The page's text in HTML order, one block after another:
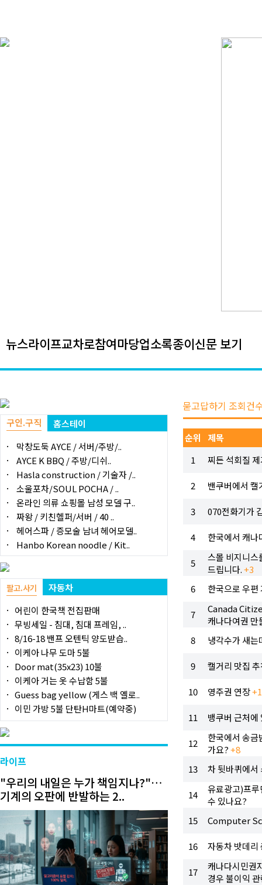
뉴스라이프교차로참여마당업소록종이신문 보기
구인.구직
홈스테이
막창도둑 AYCE / 서버/주방/..
AYCE K BBQ / 주방/디쉬..
Hasla construction / 기술자 /..
소울포차/SOUL POCHA / ..
온라인 의류 쇼핑몰 남성 모델 구..
짜왕 / 키친헬퍼/서버 / 40 ..
헤어스파 / 증모술 남녀 헤어모델..
Hanbo Korean noodle / Kit..
팔고.사기
자동차
어린이 한국책 전집판매
무빙세일 - 침대, 침대 프레임, ..
8/16-18 밴프 오텐틱 양도받습..
이케아 나무 도마 5불
Door mat(35x23) 10불
이케아 거는 옷 수납함 5불
Guess bag yellow (게스 백 옐로..
이민 가방 5불 단탄H마트(예약중)
라이프
"우리의 내일은 누가 책임지나?"…
기계의 오판에 반발하는 2..
묻고답하기 조회건
순위
제목
1
찌든 석회질
2 밴쿠버에서 캘
3 070전화기가
4 한국에서 캐
5
스몰 비지니스
드립니다.+3
6
한국으로 우편
7
Canada
캐나다여권
8
냉각수가 새
9 캘거리 맛집
10 영주권 연장
11 뱅쿠버 근처에
12
한국에서 송
가요?+8
13
차 뒷바퀴에서
14
유료광고)프
수 있나요?
15
Computer
16 자동차 밧데리
17
캐나다시민권
경우 불이익